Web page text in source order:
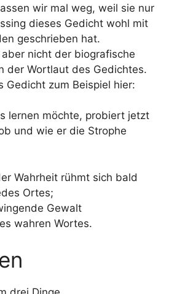
wir mal weg, weil sie nur
dieses Gedicht wohl mit
geschrieben hat.
nicht der biografische
der Wortlaut des Gedichtes.
Gedicht zum Beispiel hier:
lernen möchte, probiert jetzt
und wie er die Strophe
Wahrheit rühmt sich bald
Ortes;
Gewalt
wahren Wortes.